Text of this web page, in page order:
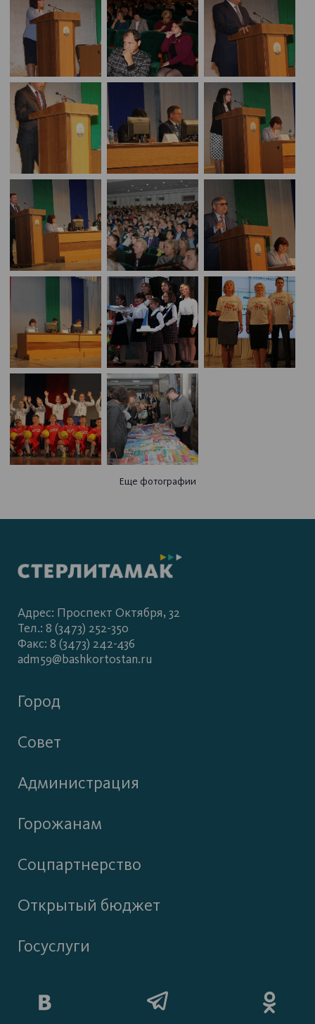
Еще фотографии
Адрес: Проспект Октября, 32
Тел.: 8 (3473) 252-350
Факс: 8 (3473) 242-436
adm59@bashkortostan.ru
Город
Совет
Администрация
Горожанам
Соцпартнерство
Открытый бюджет
Госуслуги